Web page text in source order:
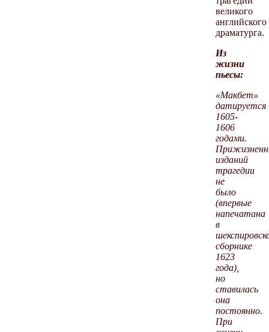
великого
английского
драматурга.
Из
жизни
пьесы:
«Макбет»
датируется
1605-
1606
годами.
изданий
трагедии
не
было
(впервые
напечатана
в
сборнике
1623
года),
но
ставилась
она
постоянно.
При